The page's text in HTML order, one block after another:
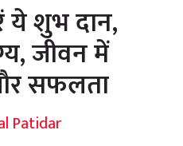
ये शुभ दान,
जीवन में
सफलता
Patidar